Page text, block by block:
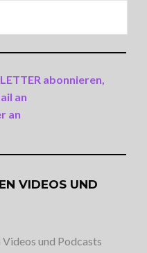
abonnieren,
an
an
VIDEOS UND